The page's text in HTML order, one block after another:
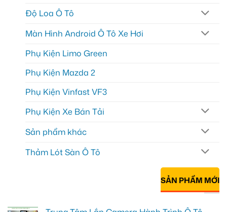
Độ Loa Ô Tô
Màn Hình Android Ô Tô Xe Hơi
Phụ Kiện Limo Green
Phụ Kiện Mazda 2
Phụ Kiện Vinfast VF3
Phụ Kiện Xe Bán Tải
Sản phẩm khác
Thảm Lót Sàn Ô Tô
SẢN PHẨM MỚI